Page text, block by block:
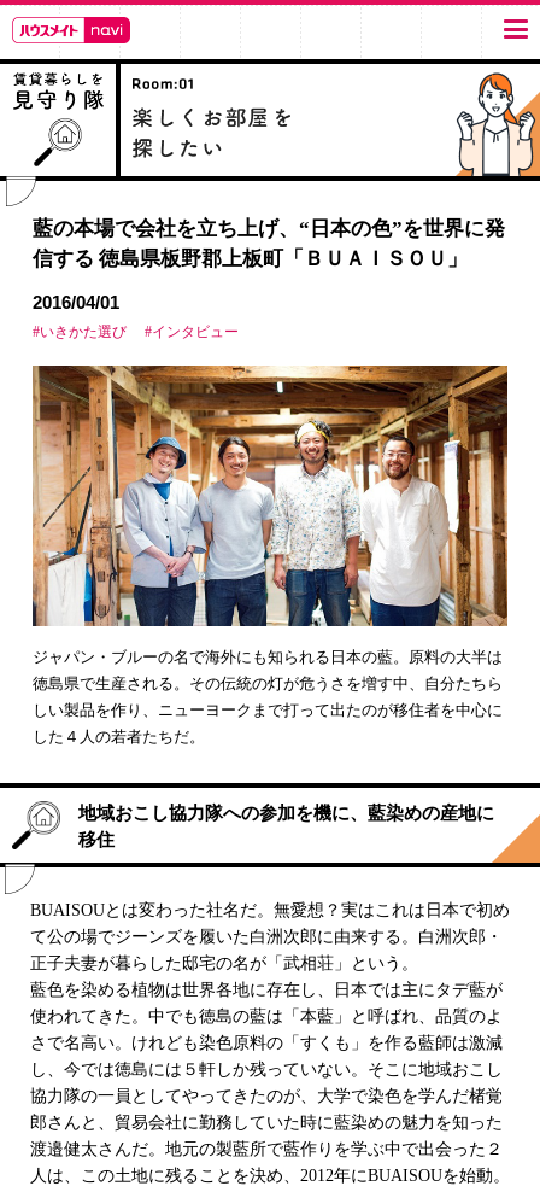
藍の本場で会社を立ち上げ、“日本の色”を世界に発
信する 徳島県板野郡上板町「ＢＵＡＩＳＯＵ」
2016/04/01
#いきかた選び #インタビュー
ジャパン・ブルーの名で海外にも知られる日本の藍。原料の大半は
徳島県で生産される。その伝統の灯が危うさを増す中、自分たちら
しい製品を作り、ニューヨークまで打って出たのが移住者を中心に
した４人の若者たちだ。
地域おこし協力隊への参加を機に、藍染めの産地に
移住
BUAISOUとは変わった社名だ。無愛想？実はこれは日本で初め
て公の場でジーンズを履いた白洲次郎に由来する。白洲次郎・
正子夫妻が暮らした邸宅の名が「武相荘」という。
藍色を染める植物は世界各地に存在し、日本では主にタデ藍が
使われてきた。中でも徳島の藍は「本藍」と呼ばれ、品質のよ
さで名高い。けれども染色原料の「すくも」を作る藍師は激減
し、今では徳島には５軒しか残っていない。そこに地域おこし
協力隊の一員としてやってきたのが、大学で染色を学んだ楮覚
郎さんと、貿易会社に勤務していた時に藍染めの魅力を知った
渡邉健太さんだ。地元の製藍所で藍作りを学ぶ中で出会った２
人は、この土地に残ることを決め、2012年にBUAISOUを始動。